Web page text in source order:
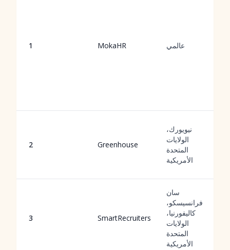
1 MokaHR عالمي
2 Greenhouse
نيويورك،
الولايات
المتحدة
الأمريكية
3 SmartRecruiters
سان
فرانسيسكو،
كاليفورنيا،
الولايات
المتحدة
الأمريكية